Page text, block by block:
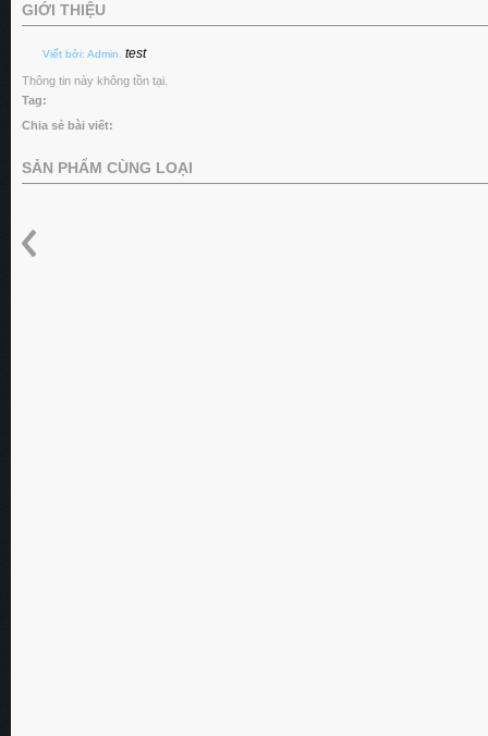
GIỚI THIỆU
Viết bởi: Admin. test
Thông tin này không tồn tại.
Tag:
Chia sẻ bài viết:
SẢN PHẨM CÙNG LOẠI